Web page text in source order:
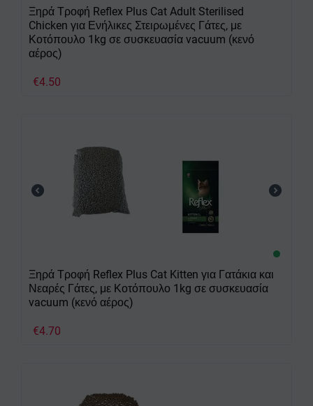
Ξηρά Τροφή Reflex Plus Cat Adult Sterilised
Chicken για Ενήλικες Στειρωμένες Γάτες, με
Κοτόπουλο 1kg σε συσκευασία vacuum (κενό
αέρος)
€4.50
Ξηρά Τροφή Reflex Plus Cat Kitten για Γατάκια και
Νεαρές Γάτες, με Κοτόπουλο 1kg σε συσκευασία
vacuum (κενό αέρος)
€4.70